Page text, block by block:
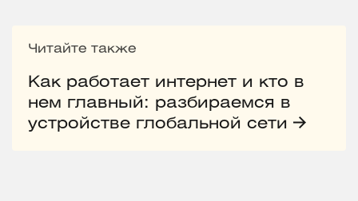
Читайте также
Как работает интернет и кто в
нем главный: разбираемся в
устройстве глобальной сети